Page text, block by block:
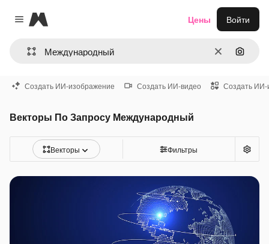
Close menu
Magnific
ОчиститьПоиск
Цены Войти
Создать ИИ-изображение Создать ИИ-видео Создать ИИ-
Векторы По Запросу Международный
Векторы Фильтры